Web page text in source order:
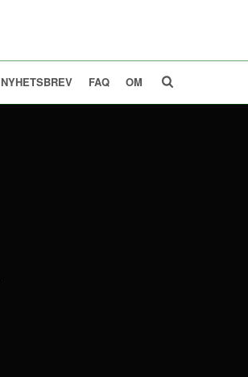
NYHETSBREV FAQ OM